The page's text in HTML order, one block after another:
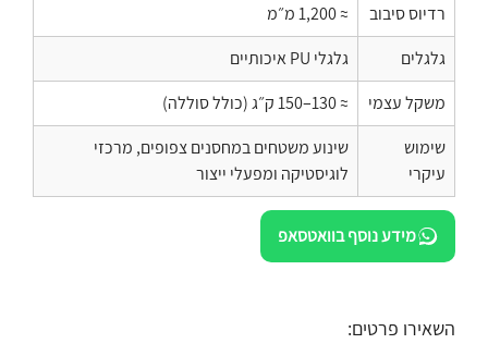
רדיוס סיבוב
≈ 1,200 מ״מ
גלגלים
גלגלי PU איכותיים
משקל עצמי
≈ 130–150 ק״ג (כולל סוללה)
שימוש
עיקרי
שינוע משטחים במחסנים צפופים, מרכזי
לוגיסטיקה ומפעלי ייצור
מידע נוסף בוואטסאפ
השאירו פרטים: